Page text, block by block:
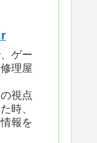
ゲー
理屋
視点
時、
報を